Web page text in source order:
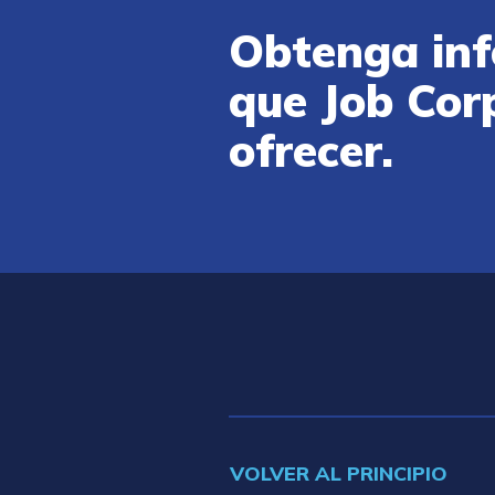
Obtenga
que Job
ofrecer.
VOLVER AL PRINCIPIO